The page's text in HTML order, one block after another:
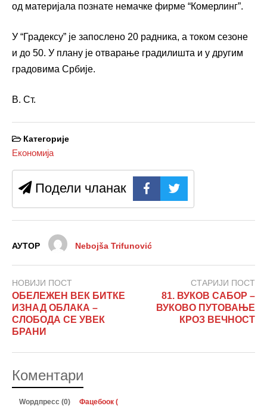
од материјала познате немачке фирме “Комерлинг”.
У “Градексу” је запослено 20 радника, а током сезоне
и до 50. У плану је отварање градилишта и у другим
градовима Србије.
В. Ст.
Категорије
Економија
Подели чланак
АУТОР Nebojša Trifunović
НОВИЈИ ПОСТ
ОБЕЛЕЖЕН ВЕК БИТКЕ
ИЗНАД ОБЛАКА –
СЛОБОДА СЕ УВЕК
БРАНИ
СТАРИЈИ ПОСТ
81. ВУКОВ САБОР –
ВУКОВО ПУТОВАЊЕ
КРОЗ ВЕЧНОСТ
Коментари
Wордпресс (0) Фацебоок (